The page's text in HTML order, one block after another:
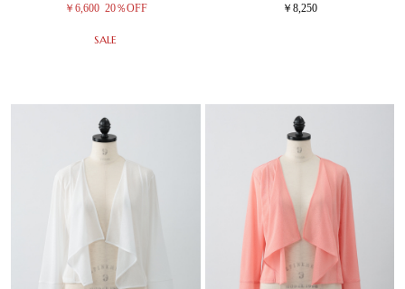
￥6,600 20％OFF
SALE
￥8,250